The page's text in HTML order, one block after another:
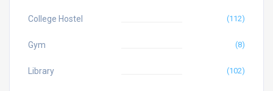
College Hostel (112)
Gym (8)
Library (102)